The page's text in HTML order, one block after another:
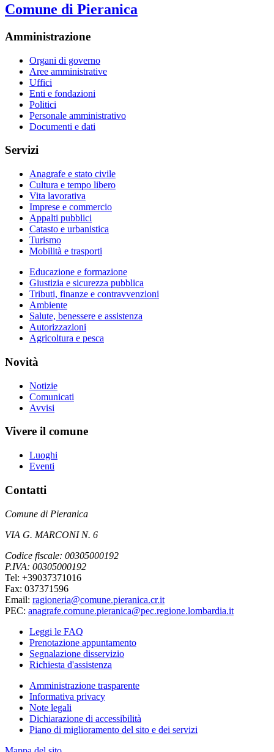
Comune di Pieranica
Amministrazione
Organi di governo
Aree amministrative
Uffici
Enti e fondazioni
Politici
Personale amministrativo
Documenti e dati
Servizi
Anagrafe e stato civile
Cultura e tempo libero
Vita lavorativa
Imprese e commercio
Appalti pubblici
Catasto e urbanistica
Turismo
Mobilità e trasporti
Educazione e formazione
Giustizia e sicurezza pubblica
Tributi, finanze e contravvenzioni
Ambiente
Salute, benessere e assistenza
Autorizzazioni
Agricoltura e pesca
Novità
Notizie
Comunicati
Avvisi
Vivere il comune
Luoghi
Eventi
Contatti
Comune di Pieranica
VIA G. MARCONI N. 6
Codice fiscale: 00305000192
P.IVA: 00305000192
Tel: +39037371016
Fax: 037371596
Email: ragioneria@comune.pieranica.cr.it
PEC: anagrafe.comune.pieranica@pec.regione.lombardia.it
Leggi le FAQ
Prenotazione appuntamento
Segnalazione disservizio
Richiesta d'assistenza
Amministrazione trasparente
Informativa privacy
Note legali
Dichiarazione di accessibilità
Piano di miglioramento del sito e dei servizi